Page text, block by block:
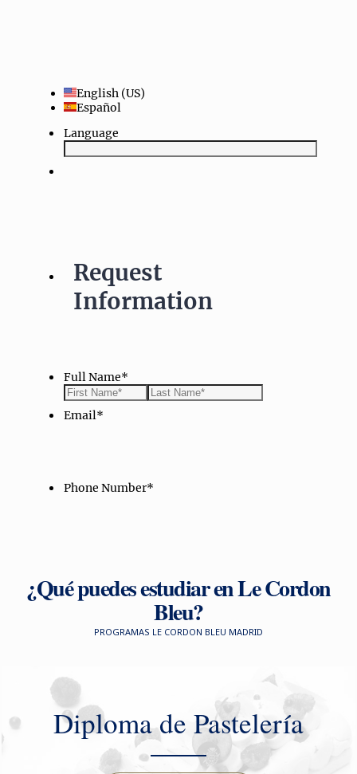
¿Qué puedes estudiar en Le Cordon
Bleu?
PROGRAMAS LE CORDON BLEU MADRID
Diploma de Pastelería